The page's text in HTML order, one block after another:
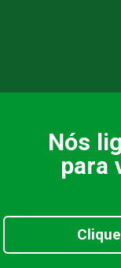
Nós
para